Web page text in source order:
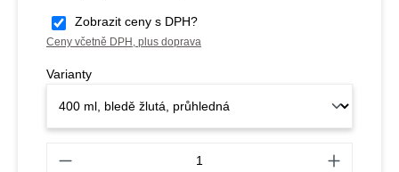
Zobrazit ceny s DPH?
Ceny včetně DPH, plus doprava
Varianty